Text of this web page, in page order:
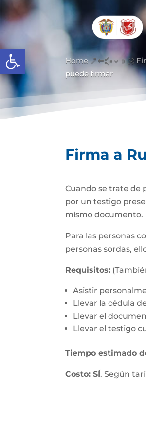
Abrir barra de herramientas
Home &#x39;
puede firmar
Firma a
Cuando se trate de
por un testigo
mismo documento.
Para las personas
personas sordas,
Requisitos:
Asistir
Llevar la cédula
Llevar el
Llevar el testigo
Tiempo estimado
Costo: SÍ. Según